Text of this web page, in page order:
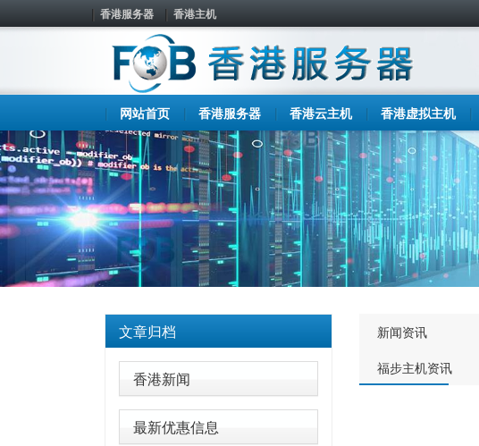
香港服务器 香港主机
网站首页 香港服务器 香港云主机 香港虚拟主机
文章归档
香港新闻
最新优惠信息
新闻资讯
福步主机资讯